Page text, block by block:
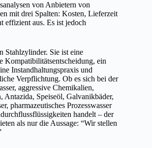
von Anbietern von
mit drei Spalten: Kosten, Lieferzeit
effizient aus. Es ist jedoch
Stahlzylinder. Sie ist eine
Kompatibilitätsentscheidung, ein
Instandhaltungspraxis und
Verpflichtung. Ob es sich bei der
aggressive Chemikalien,
Antazida, Speiseöl, Galvanikbäder,
pharmazeutisches Prozesswasser
handelt – der
als nur die Aussage: “Wir stellen